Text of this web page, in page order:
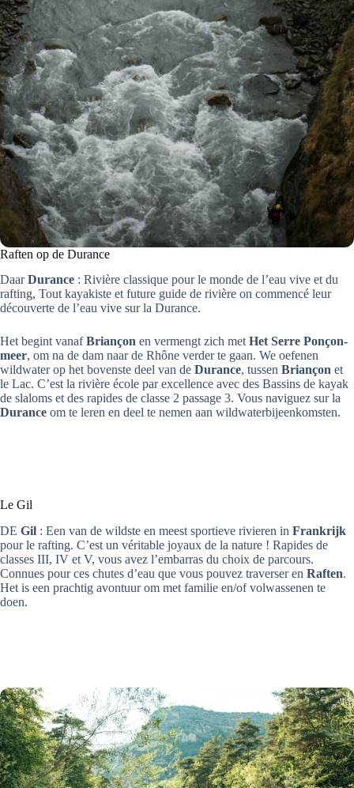
Raften op de Durance
DaarDurance : Rivière classique pour le monde de l’eau vive et du
rafting, Tout kayakiste et future guide de rivière on commencé leur
découverte de l’eau vive sur la Durance.
Het begint vanafBriançon en vermengt zich met Het Serre Ponçon-
meer, om na de dam naar de Rhône verder te gaan. We oefenen
wildwater op het bovenste deel van de Durance, tussen Briançon et
le Lac. C’est la rivière école par excellence avec des Bassins de kayak
de slaloms et des rapides de classe 2 passage 3. Vous naviguez sur la
Durance om te leren en deel te nemen aan wildwaterbijeenkomsten.
Le Gil
DE Gil : Een van de wildste en meest sportieve rivieren in Frankrijk
pour le rafting. C’est un véritable joyaux de la nature ! Rapides de
classes III, IV et V, vous avez l’embarras du choix de parcours.
Connues pour ces chutes d’eau que vous pouvez traverser en Raften.
Het is een prachtig avontuur om met familie en/of volwassenen te
doen.